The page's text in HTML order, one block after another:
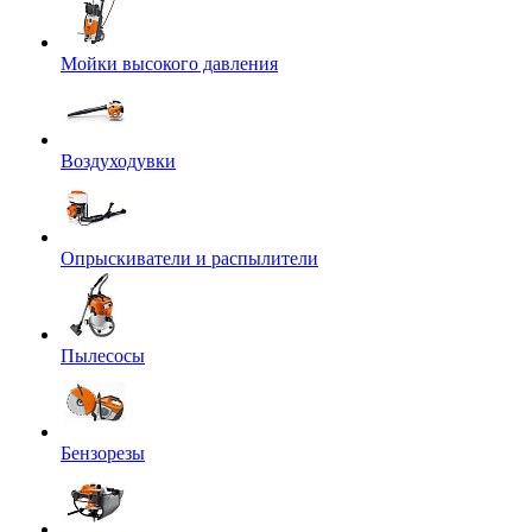
Мойки высокого давления
Воздуходувки
Опрыскиватели и распылители
Пылесосы
Бензорезы